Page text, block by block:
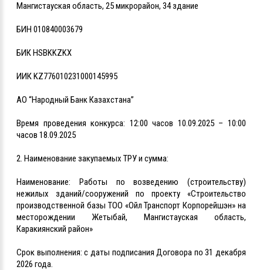
Мангистауская область, 25 микрорайон, 34 здание
БИН 010840003679
БИК HSBKKZKX
ИИК KZ776010231000145995
АО “Народный Банк Казахстана”
Время проведения конкурса: 12:00 часов 10.09.2025 – 10:00
часов 18.09.2025
2. Наименование закупаемых ТРУ и сумма:
Наименование: Работы по возведению (строительству)
нежилых зданий/сооружений по проекту «Строительство
производственной базы ТОО «Ойл Транспорт Корпорейшэн» на
месторождении Жетыбай, Мангистауская область,
Каракиянский район»
Срок выполнения: с даты подписания Договора по 31 декабря
2026 года.